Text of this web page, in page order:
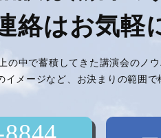
絡はお気軽
の中で蓄積してきた講演会のノ
メージなど、お決まりの範囲